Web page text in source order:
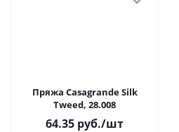
Пряжа Casagrande Silk
Tweed, 28.008
64.35 руб./шт